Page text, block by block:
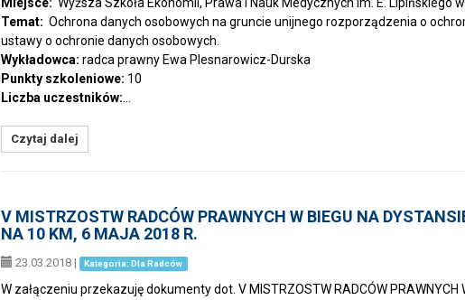
Temat: Ochrona danych osobowych na gruncie unijnego rozporządzenia o
ustawy o ochronie danych osobowych.
Wykładowca: radca prawny Ewa Plesnarowicz-Durska
Punkty szkoleniowe: 10
Liczba uczestników:
Czytaj dalej
V MISTRZOSTW RADCÓW PRAWNYCH W BIEGU NA
NA 10 KM, 6 MAJA 2018 R.
23.03.2018 | Kategoria: Dla Radców
W załączeniu przekazuję dokumenty dot. V MISTRZOSTW RADCÓW PRAWNYCH